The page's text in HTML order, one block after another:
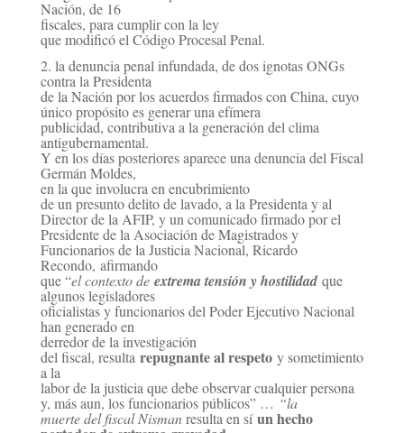
Nación, de 16
fiscales, para cumplir con la ley
que modificó el Código Procesal Penal.
2. la denuncia penal infundada, de dos ignotas ONGs
contra la Presidenta
de la Nación por los acuerdos firmados con China, cuyo
único propósito es generar una efímera
publicidad, contributiva a la generación del clima
antigubernamental.
Y en los días posteriores aparece una denuncia del Fiscal
Germán Moldes,
en la que involucra en encubrimiento
de un presunto delito de lavado, a la Presidenta y al
Director de la AFIP, y un comunicado firmado por el
Presidente de la Asociación de Magistrados y
Funcionarios de la Justicia Nacional, Ricardo
Recondo, afirmando
que “el contexto de extrema tensión y hostilidad que
algunos legisladores
oficialistas y funcionarios del Poder Ejecutivo Nacional
han generado en
derredor de la investigación
del fiscal, resulta repugnante al respeto y sometimiento
a la
labor de la justicia que debe observar cualquier persona
y, más aun, los funcionarios públicos” … “la
muerte del fiscal Nisman resulta en síun hecho